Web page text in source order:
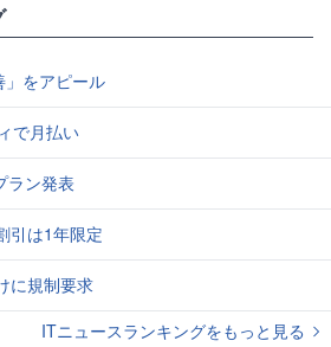
をアピール
で月払い
ラン発表
引は1年限定
に規制要求
ITニュースランキングをもっと見る